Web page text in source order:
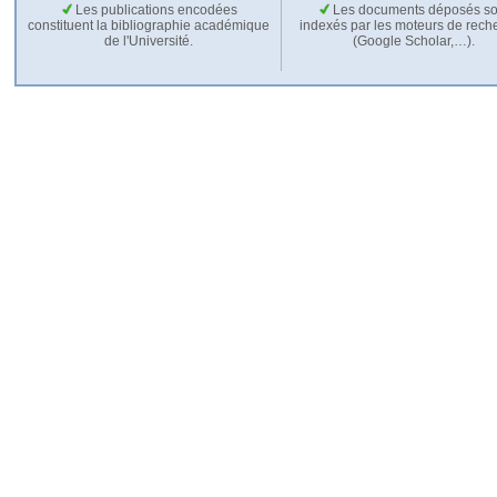
Les publications encodées
constituent la bibliographie académique
de l'Université.
Les documents déposés
indexés par les moteurs de
(Google Scholar,…).